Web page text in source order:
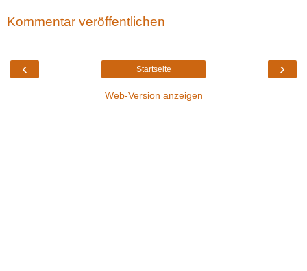
Kommentar veröffentlichen
‹ ›
Startseite
Web-Version anzeigen